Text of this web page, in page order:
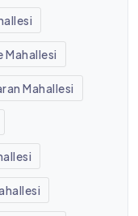
Mahallesi
Mahallesi